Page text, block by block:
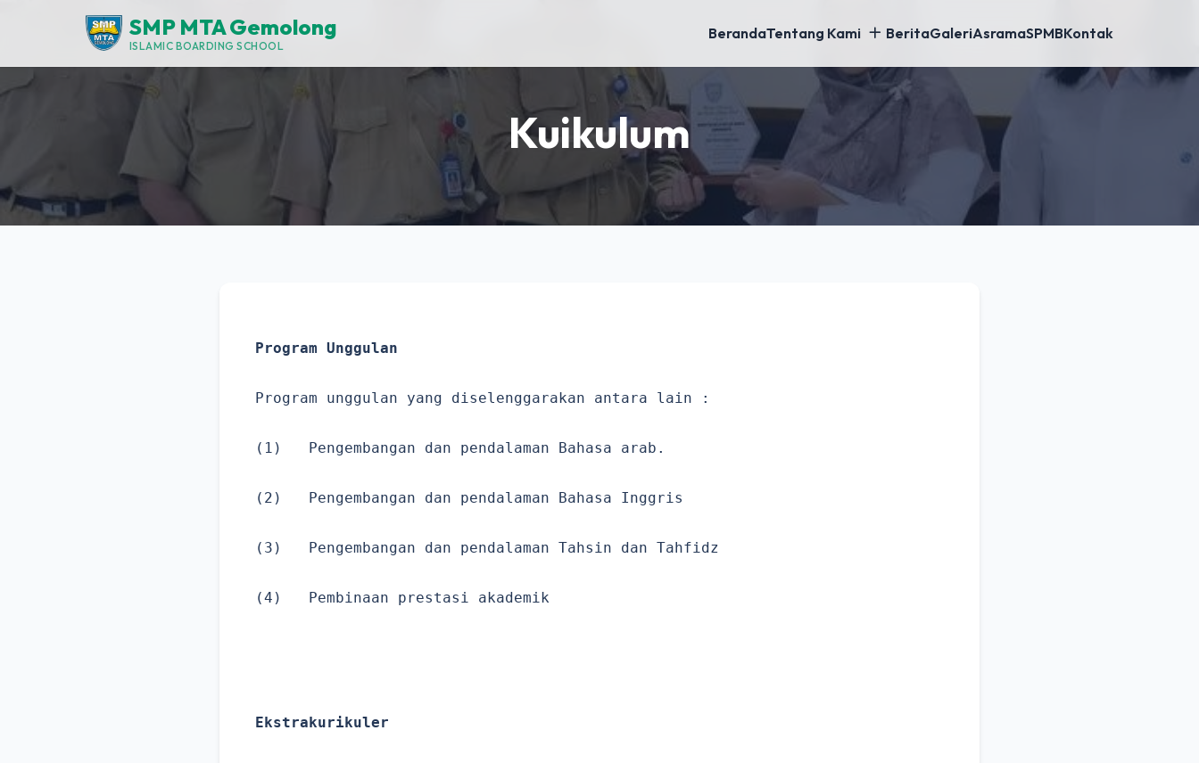
SMP MTA Gemolong
ISLAMIC BOARDING SCHOOL
BerandaTentang Kami BeritaGaleriAsramaSPMBKontak
Kuikulum
Program Unggulan
Program unggulan yang diselenggarakan antara lain :
(1) Pengembangan dan pendalaman Bahasa arab.
(2) Pengembangan dan pendalaman Bahasa Inggris
(3) Pengembangan dan pendalaman Tahsin dan Tahfidz
(4) Pembinaan prestasi akademik
Ekstrakurikuler